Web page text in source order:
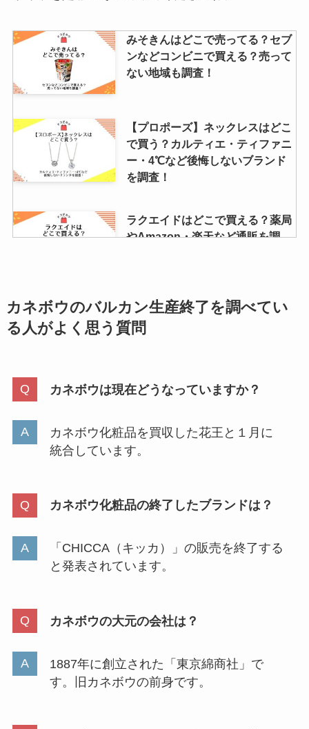
みそきんはどこで売ってる？セブ
ンなどコンビニで買える？売って
ない地域も調査！
【プロポーズ】ネックレスはどこ
で買う？カルティエ・ティファニ
ー・4℃など後悔しないブランド
を調査！
ラクエイドはどこで買える？薬局
やAmazon・楽天など通販を調
ドクターシーラボはドラッグスト
アで買える？スギ薬局やコスモス
クリスタルガイザーは販売終了？
買える？最安値は？
由はなぜ？人気の香りを最安値で
レノア抗菌ビーズは販売終了？な
コラージュフルフルが販売中止っ
てなぜ？販売店はどこで買える？
類似品はある？
カネボウのバルカン生産終了を調べてい
る人がよく思う質問
カネボウは現在どうなっていますか？
カネボウ化粧品を買収した花王と１月に
統合しています。
カネボウ化粧品の終了したブランドは？
「CHICCA（キッカ）」の販売を終了する
と発表されています。
カネボウの大元の会社は？
1887年に創立された「東京綿商社」で
す。旧カネボウの前身です。